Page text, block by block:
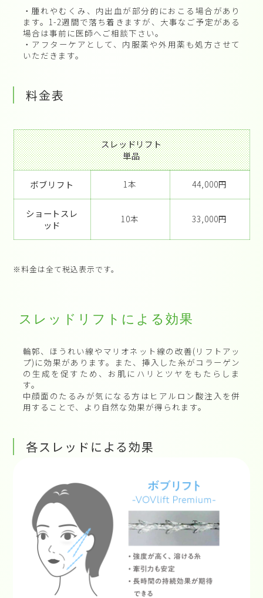
・腫れやむくみ、内出血が部分的におこる場合があり
ます。1-2週間で落ち着きますが、大事なご予定がある
場合は事前に医師へご相談下さい。
・アフターケアとして、内服薬や外用薬も処方させて
いただきます。
料金表
スレッドリフト
単品
ボブリフト 1本 44,000円
ショートスレ
ッド
10本 33,000円
※料金は全て税込表示です。
スレッドリフトによる効果
輪郭、ほうれい線やマリオネット線の改善(リフトアッ
プ)に効果があります。また、挿入した糸がコラーゲン
の生成を促すため、お肌にハリとツヤをもたらしま
す。
中顔面のたるみが気になる方はヒアルロン酸注入を併
用することで、より自然な効果が得られます。
各スレッドによる効果